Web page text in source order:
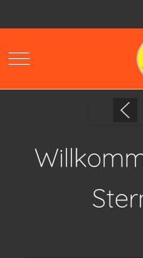
Mobile Menu Toggle